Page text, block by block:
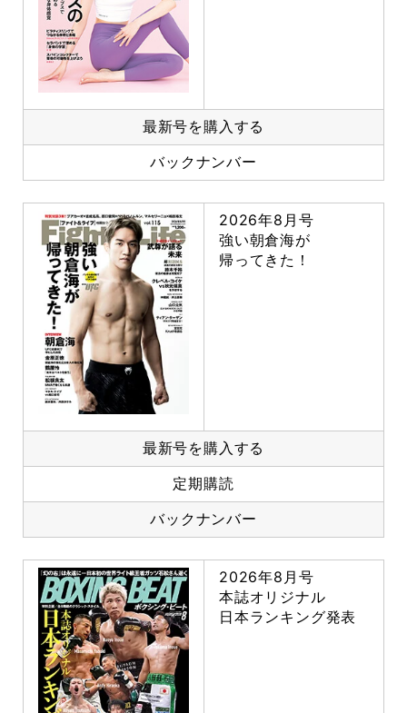
最新号を購入する
バックナンバー
2026年8月号
強い朝倉海が
帰ってきた！
最新号を購入する
定期購読
バックナンバー
2026年8月号
本誌オリジナル
日本ランキング発表